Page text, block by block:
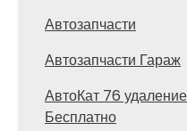
Автозапчасти
Автозапчасти Гараж
АвтоКат 76
Бесплатно